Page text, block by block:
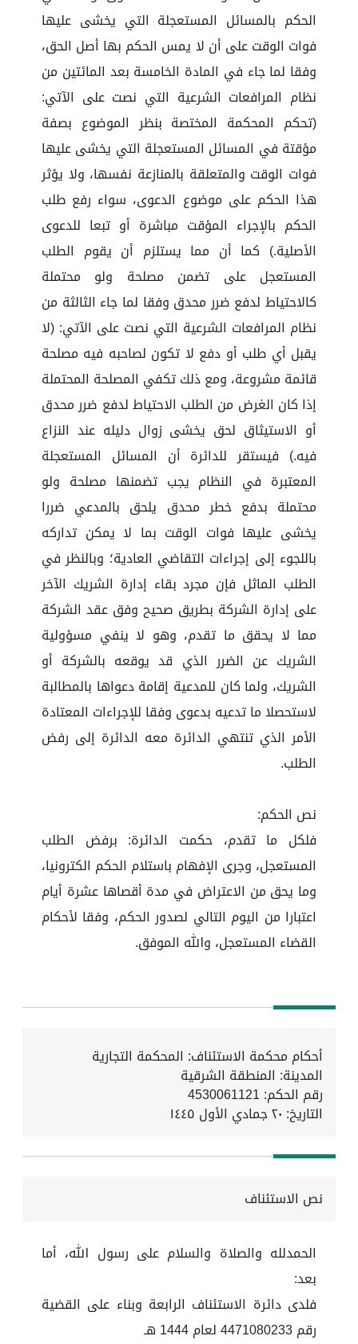
الحكم بالمسائل المستعجلة التي يخشى عليها
فوات الوقت على أن لا يمس الحكم بها أصل الحق،
وفقا لما جاء في المادة الخامسة بعد المائتين من
نظام المرافعات الشرعية التي نصت على الآتي:
(تحكم المحكمة المختصة بنظر الموضوع بصفة
مؤقتة في المسائل المستعجلة التي يخشى عليها
فوات الوقت والمتعلقة بالمنازعة نفسها، ولا يؤثر
هذا الحكم على موضوع الدعوى، سواء رفع طلب
الحكم بالإجراء المؤقت مباشرة أو تبعا للدعوى
الأصلية.) كما أن مما يستلزم أن يقوم الطلب
المستعجل على تضمن مصلحة ولو محتملة
كالاحتياط لدفع ضرر محدق وفقا لما جاء الثالثة من
نظام المرافعات الشرعية التي نصت على الآتي: (لا
يقبل أي طلب أو دفع لا تكون لصاحبه فيه مصلحة
قائمة مشروعة، ومع ذلك تكفي المصلحة المحتملة
إذا كان الغرض من الطلب الاحتياط لدفع ضرر محدق
أو الاستيثاق لحق يخشى زوال دليله عند النزاع
فيه.) فيستقر للدائرة أن المسائل المستعجلة
المعتبرة في النظام يجب تضمنها مصلحة ولو
محتملة بدفع خطر محدق يلحق بالمدعي ضررا
يخشى عليها فوات الوقت بما لا يمكن تداركه
باللجوء إلى إجراءات التقاضي العادية؛ وبالنظر في
الطلب الماثل فإن مجرد بقاء إدارة الشريك الآخر
على إدارة الشركة بطريق صحيح وفق عقد الشركة
مما لا يحقق ما تقدم، وهو لا ينفي مسؤولية
الشريك عن الضرر الذي قد يوقعه بالشركة أو
الشريك، ولما كان للمدعية إقامة دعواها بالمطالبة
لاستحصلا ما تدعيه بدعوى وفقا للإجراءات المعتادة
الأمر الذي تنتهي الدائرة معه الدائرة إلى رفض
الطلب.
نص الحكم:
فلكل ما تقدم، حكمت الدائرة: برفض الطلب
المستعجل، وجرى الإفهام باستلام الحكم الكترونيا،
وما يحق من الاعتراض في مدة أقصاها عشرة أيام
اعتبارا من اليوم التالي لصدور الحكم، وفقا لأحكام
القضاء المستعجل، والله الموفق.
أحكام محكمة الاستئناف: المحكمة التجارية
المدينة: المنطقة الشرقية
رقم الحكم: 4530061121
التاريخ: ٢٠ جمادي الأول ١٤٤٥
نص الاستئناف
الحمدلله والصلاة والسلام على رسول الله، أما
بعد:
فلدى دائرة الاستئناف الرابعة وبناء على القضية
رقم 4471080233 لعام 1444 هـ